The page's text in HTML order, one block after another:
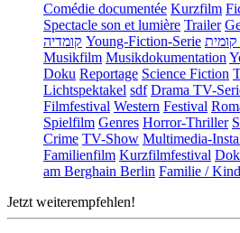
Comédie documentée Kurzfilm
Spectacle son et lumière Trailer
קומדיה Young-Fiction-Serie
Musikfilm Musikdokumentation
Doku Reportage Science Fiction
Lichtspektakel sdf Drama TV-
Filmfestival Western Festival
Spielfilm Genres Horror-Thriller
Crime TV-Show Multimedia-
Familienfilm Kurzfilmfestival
am Berghain Berlin Familie /
Jetzt weiterempfehlen!